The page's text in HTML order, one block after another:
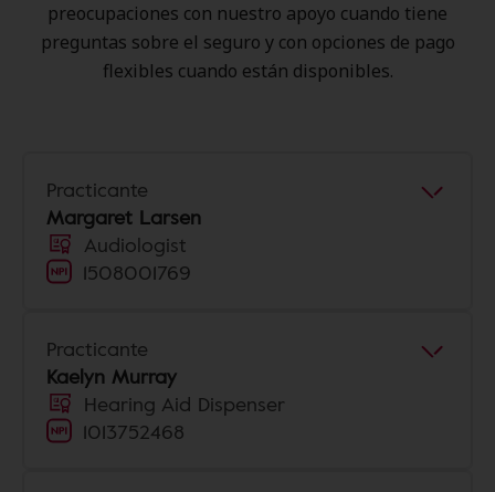
preocupaciones con nuestro apoyo cuando tiene
preguntas sobre el seguro y con opciones de pago
flexibles cuando están disponibles.
Practicante
Margaret Larsen
Audiologist
1508001769
Practicante
Kaelyn Murray
Hearing Aid Dispenser
1013752468